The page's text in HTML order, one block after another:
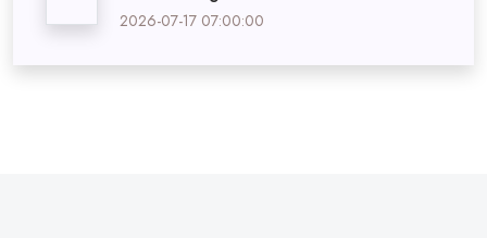
2026-07-17 07:00:00